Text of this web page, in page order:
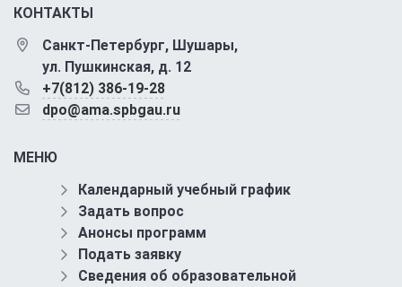
КОНТАКТЫ
Санкт-Петербург, Шушары,
ул. Пушкинская, д. 12
+7(812) 386-19-28
dpo@ama.spbgau.ru
МЕНЮ
Календарный учебный график
Задать вопрос
Анонсы программ
Подать заявку
Сведения об образовательной